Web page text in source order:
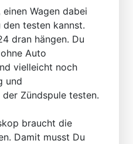
Wagen dabei
testen kannst.
dran hängen. Du
Auto
vielleicht noch
und
Zündspule testen.
braucht die
Damit musst Du